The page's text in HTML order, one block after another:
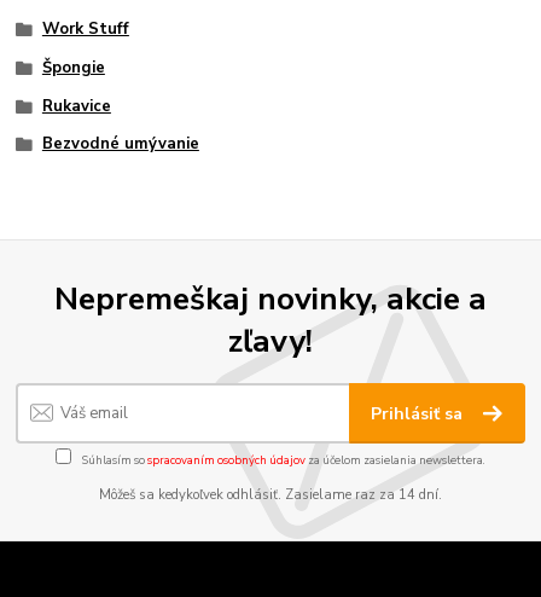
Work Stuff
Špongie
Rukavice
Bezvodné umývanie
Nepremeškaj novinky, akcie a
zľavy!
Prihlásiť sa
Súhlasím sospracovaním osobných údajov za účelom zasielania newslettera.
Môžeš sa kedykoľvek odhlásiť. Zasielame raz za 14 dní.